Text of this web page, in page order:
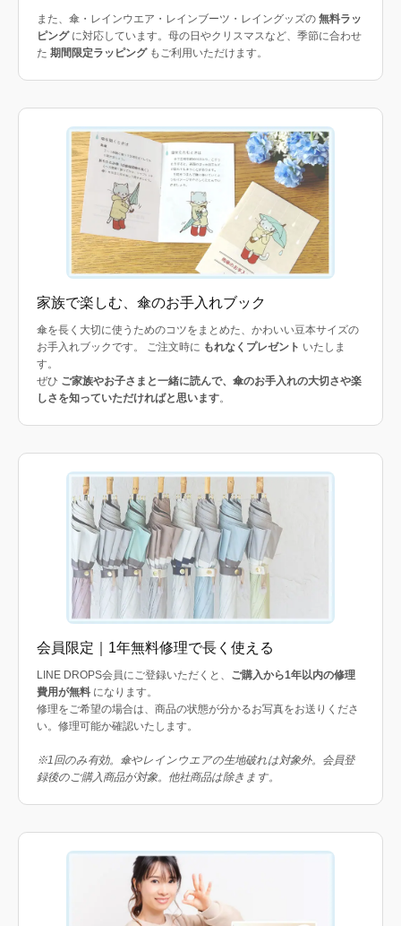
また、傘・レインウエア・レインブーツ・レイングッズの 無料ラッ
ピングに対応しています。母の日やクリスマスなど、季節に合わせ
た 期間限定ラッピングもご利用いただけます。
家族で楽しむ、傘のお手入れブック
傘を長く大切に使うためのコツをまとめた、かわいい豆本サイズの
お手入れブックです。 ご注文時に もれなくプレゼント いたしま
す。
ぜひ ご家族やお子さまと一緒に読んで、傘のお手入れの大切さや楽
しさを知っていただければと思います。
会員限定｜1年無料修理で長く使える
LINE DROPS会員にご登録いただくと、 ご購入から1年以内の修理
費用が無料 になります。
修理をご希望の場合は、商品の状態が分かるお写真をお送りくださ
い。修理可能か確認いたします。
※1回のみ有効。傘やレインウエアの生地破れは対象外。会員登
録後のご購入商品が対象。他社商品は除きます。